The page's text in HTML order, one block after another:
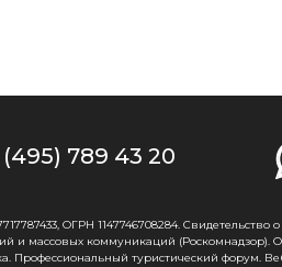
(495) 789 43 20
ОГРН 1147746708284.
и массовых коммуникаций (Роскомнадзор).
Профессиональный туристический форум.